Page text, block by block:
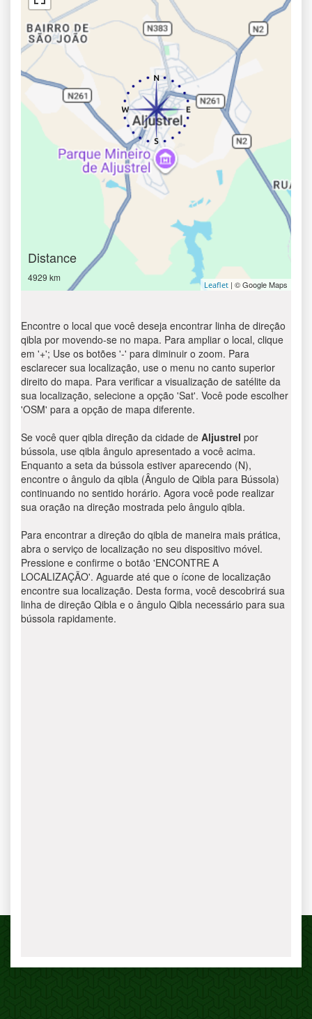
Distance
4929 km
Leaflet | © Google Maps
Encontre o local que você deseja encontrar linha de direção
qibla por movendo-se no mapa. Para ampliar o local, clique
em '+'; Use os botões '-' para diminuir o zoom. Para
esclarecer sua localização, use o menu no canto superior
direito do mapa. Para verificar a visualização de satélite da
sua localização, selecione a opção 'Sat'. Você pode escolher
'OSM' para a opção de mapa diferente.
Se você quer qibla direção da cidade de Aljustrel por
bússola, use qibla ângulo apresentado a você acima.
Enquanto a seta da bússola estiver aparecendo (N),
encontre o ângulo da qibla (Ângulo de Qibla para Bússola)
continuando no sentido horário. Agora você pode realizar
sua oração na direção mostrada pelo ângulo qibla.
Para encontrar a direção do qibla de maneira mais prática,
abra o serviço de localização no seu dispositivo móvel.
Pressione e confirme o botão 'ENCONTRE A
LOCALIZAÇÃO'. Aguarde até que o ícone de localização
encontre sua localização. Desta forma, você descobrirá sua
linha de direção Qibla e o ângulo Qibla necessário para sua
bússola rapidamente.